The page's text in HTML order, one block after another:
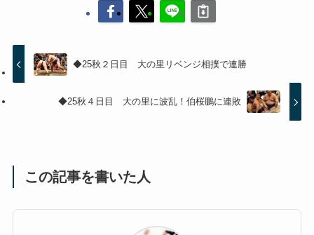
◆25秋２日目 大の里リベンジ相撲で連勝
◆25秋４日目 大の里に波乱！伯桜鵬に連敗
この記事を書いた人